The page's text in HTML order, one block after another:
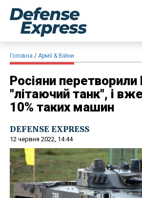
Головна Армії & Війни
Росіяни
"літаючий танк", і
10% таких машин
DEFENSE EXPRESS
12 червня 2022, 14:44